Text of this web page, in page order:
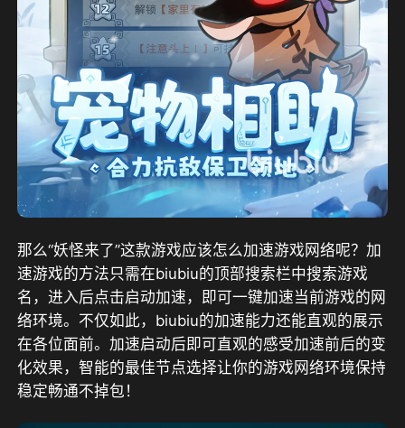
那么“妖怪来了”这款游戏应该怎么加速游戏网络呢？加
速游戏的方法只需在biubiu的顶部搜索栏中搜索游戏
名，进入后点击启动加速，即可一键加速当前游戏的网
络环境。不仅如此，biubiu的加速能力还能直观的展示
在各位面前。加速启动后即可直观的感受加速前后的变
化效果，智能的最佳节点选择让你的游戏网络环境保持
稳定畅通不掉包！